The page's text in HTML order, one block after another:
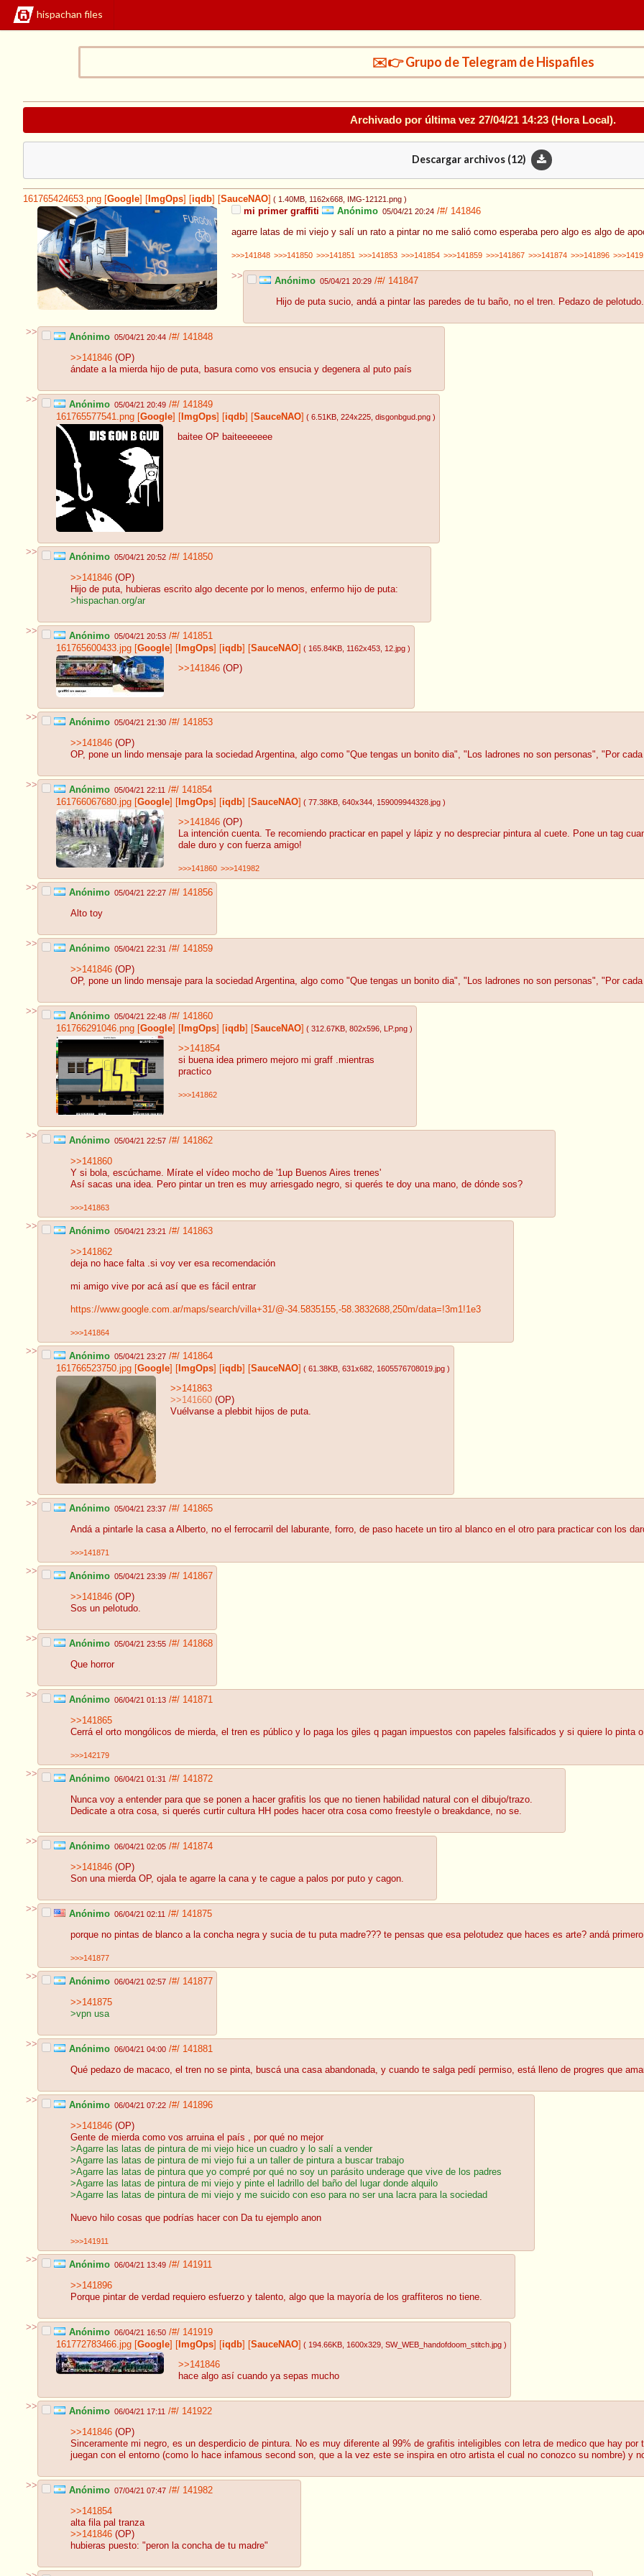
hispachan files
✉️👉 Grupo de Telegram de Hispafiles
Archivado por última vez 27/04/21 14:23 (Hora Local).
Descargar archivos (12)
161765424653.png Google ImgOps iqdb SauceNAO ( 1.40MB , 1162x668 , IMG-12121.png )
mi primer graffiti Anónimo 05/04/21 20:24 /#/ 141846
agarre latas de mi viejo y salí un rato a pintar no me salió como esperaba pero algo es algo de
>>>141848 >>>141850 >>>141851 >>>141853 >>>141854 >>>141859 >>>141867 >>>141874 >>>141896
>> Anónimo 05/04/21 20:29 /#/ 141847
Hijo de puta sucio, andá a pintar las paredes de tu baño, no el tren. Pedazo de pelotudo.
>> Anónimo 05/04/21 20:44 /#/ 141848
>>141846 (OP)
ándate a la mierda hijo de puta, basura como vos ensucia y degenera al puto país
>> Anónimo 05/04/21 20:49 /#/ 141849
161765577541.png [Google] [ ImgOps] [iqdb] [SauceNAO] ( 6.51KB , 224x225 , disgonbgud.png )
baitee OP baiteeeeeee
>> Anónimo 05/04/21 20:52 /#/ 141850
>>141846 (OP)
Hijo de puta, hubieras escrito algo decente por lo menos, enfermo hijo de puta:
>hispachan.org/ar
>> Anónimo 05/04/21 20:53 /#/ 141851
161765600433.jpg [Google] [ ImgOps] [iqdb] [SauceNAO] ( 165.84KB , 1162x453 , 12.jpg )
>>141846 (OP)
>> Anónimo 05/04/21 21:30 /#/ 141853
>>141846 (OP)
OP, pone un lindo mensaje para la sociedad Argentina, algo como "Que tengas un bonito dia", "Los ladrones no son personas", "Por
>> Anónimo 05/04/21 22:11 /#/ 141854
161766067680.jpg [Google] [ ImgOps] [iqdb] [SauceNAO] ( 77.38KB , 640x344 , 159009944328.jpg )
>>141846 (OP)
La intención cuenta. Te recomiendo practicar en papel y lápiz y no despreciar pintura al cuete. Pone un tag
dale duro y con fuerza amigo!
>>>141860 >>>141982
>> Anónimo 05/04/21 22:27 /#/ 141856
Alto toy
>> Anónimo 05/04/21 22:31 /#/ 141859
>>141846 (OP)
OP, pone un lindo mensaje para la sociedad Argentina, algo como "Que tengas un bonito dia", "Los ladrones no son personas", "Por
>> Anónimo 05/04/21 22:48 /#/ 141860
161766291046.png [Google] [ ImgOps] [iqdb] [SauceNAO] ( 312.67KB , 802x596 , LP.png )
>>141854
si buena idea primero mejoro mi graff .mientras
practico
>>>141862
>> Anónimo 05/04/21 22:57 /#/ 141862
>>141860
Y si bola, escúchame. Mírate el vídeo mocho de '1up Buenos Aires trenes'
Así sacas una idea. Pero pintar un tren es muy arriesgado negro, si querés te doy una mano, de dónde sos?
>>>141863
>> Anónimo 05/04/21 23:21 /#/ 141863
>>141862
deja no hace falta .si voy ver esa recomendación
mi amigo vive por acá así que es fácil entrar
https://www.google.com.ar/maps/search/villa+31/@-34.5835155,-58.3832688,250m/data=!3m1!1e3
>>>141864
>> Anónimo 05/04/21 23:27 /#/ 141864
161766523750.jpg [Google] [ ImgOps] [iqdb] [SauceNAO] ( 61.38KB , 631x682 , 1605576708019.jpg )
>>141863
>>141660 (OP)
Vuélvanse a plebbit hijos de puta.
>> Anónimo 05/04/21 23:37 /#/ 141865
Andá a pintarle la casa a Alberto, no el ferrocarril del laburante, forro, de paso hacete un tiro al blanco en el otro para practicar con los
>>>141871
>> Anónimo 05/04/21 23:39 /#/ 141867
>>141846 (OP)
Sos un pelotudo.
>> Anónimo 05/04/21 23:55 /#/ 141868
Que horror
>> Anónimo 06/04/21 01:13 /#/ 141871
>>141865
Cerrá el orto mongólicos de mierda, el tren es público y lo paga los giles q pagan impuestos con papeles falsificados y si quiere lo pinta
>>>142179
>> Anónimo 06/04/21 01:31 /#/ 141872
Nunca voy a entender para que se ponen a hacer grafitis los que no tienen habilidad natural con el dibujo/trazo.
Dedicate a otra cosa, si querés curtir cultura HH podes hacer otra cosa como freestyle o breakdance, no se.
>> Anónimo 06/04/21 02:05 /#/ 141874
>>141846 (OP)
Son una mierda OP, ojala te agarre la cana y te cague a palos por puto y cagon.
>> Anónimo 06/04/21 02:11 /#/ 141875
porque no pintas de blanco a la concha negra y sucia de tu puta madre??? te pensas que esa pelotudez que haces es arte? andá
>>>141877
>> Anónimo 06/04/21 02:57 /#/ 141877
>>141875
>vpn usa
>> Anónimo 06/04/21 04:00 /#/ 141881
Qué pedazo de macaco, el tren no se pinta, buscá una casa abandonada, y cuando te salga pedí permiso, está lleno de progres que
>> Anónimo 06/04/21 07:22 /#/ 141896
>>141846 (OP)
Gente de mierda como vos arruina el país , por qué no mejor
>Agarre las latas de pintura de mi viejo hice un cuadro y lo salí a vender
>Agarre las latas de pintura de mi viejo fui a un taller de pintura a buscar trabajo
>Agarre las latas de pintura que yo compré por qué no soy un parásito underage que vive de los padres
>Agarre las latas de pintura de mi viejo y pinte el ladrillo del baño del lugar donde alquilo
>Agarre las latas de pintura de mi viejo y me suicido con eso para no ser una lacra para la sociedad
Nuevo hilo cosas que podrías hacer con Da tu ejemplo anon
>>>141911
>> Anónimo 06/04/21 13:49 /#/ 141911
>>141896
Porque pintar de verdad requiero esfuerzo y talento, algo que la mayoría de los graffiteros no tiene.
>> Anónimo 06/04/21 16:50 /#/ 141919
161772783466.jpg [Google] [ ImgOps] [iqdb] [SauceNAO] ( 194.66KB , 1600x329 , SW_WEB_handofdoom_stitch.jpg )
>>141846
hace algo así cuando ya sepas mucho
>> Anónimo 06/04/21 17:11 /#/ 141922
>>141846 (OP)
Sinceramente mi negro, es un desperdicio de pintura. No es muy diferente al 99% de grafitis inteligibles con letra de medico que hay
juegan con el entorno (como lo hace infamous second son, que a la vez este se inspira en otro artista el cual no conozco su nombre) y
>> Anónimo 07/04/21 07:47 /#/ 141982
>>141854
alta fila pal tranza
>>141846 (OP)
hubieras puesto: "peron la concha de tu madre"